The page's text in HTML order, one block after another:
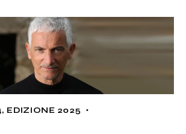
, EDIZIONE 2025